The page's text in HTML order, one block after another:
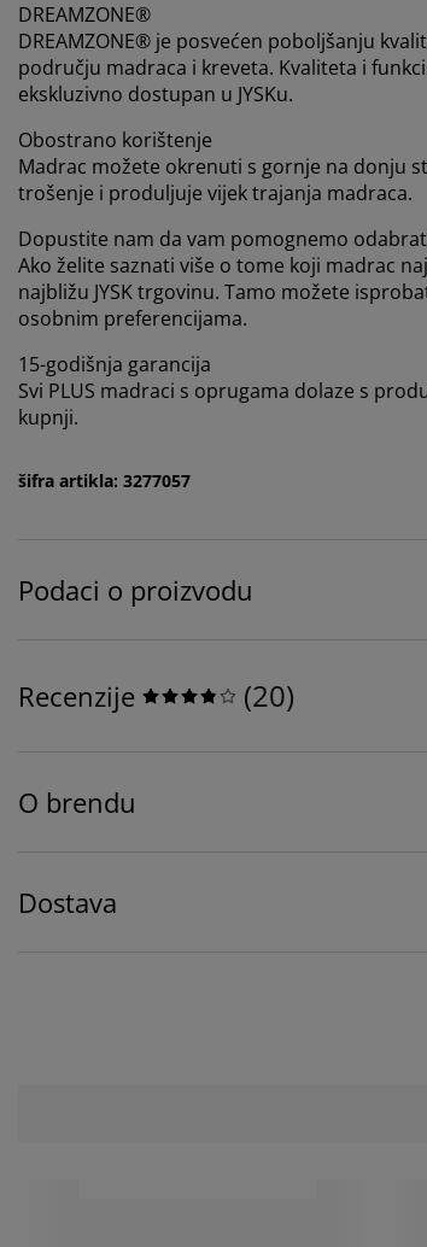
DREAMZONE®
DREAMZONE® je posvećen poboljšanju
području madraca i kreveta. Kvaliteta i
ekskluzivno dostupan u JYSKu.
Obostrano korištenje
Madrac možete okrenuti s gornje na donju
trošenje i produljuje vijek trajanja madraca.
Dopustite nam da vam pomognemo
Ako želite saznati više o tome koji madrac
najbližu JYSK trgovinu. Tamo možete
osobnim preferencijama.
15-godišnja garancija
Svi PLUS madraci s oprugama dolaze s
kupnji.
šifra artikla: 3277057
Podaci o proizvodu
Recenzije (20)
O brendu
Dostava